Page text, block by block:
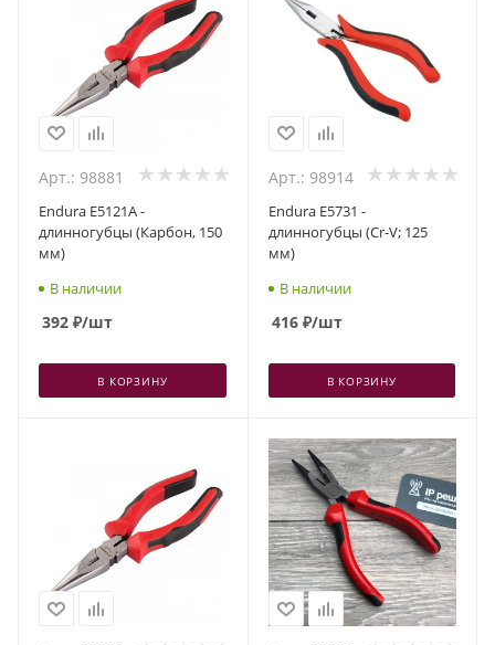
Арт.: 98881
Endura E5121A -
длинногубцы (Карбон, 150
мм)
В наличии
392 ₽/шт
В КОРЗИНУ
Арт.: 98914
Endura E5731 -
длинногубцы (Cr-V; 125
мм)
В наличии
416₽/шт
В КОРЗИНУ